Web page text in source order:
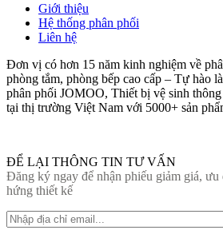
Giới thiệu
Hệ thống phân phối
Liên hệ
Đơn vị có hơn 15 năm kinh nghiệm về
phòng tắm, phòng bếp cao cấp – Tự hào
phân phối JOMOO, Thiết bị vệ sinh
tại thị trường Việt Nam với 5000+ sản
ĐỂ LẠI THÔNG TIN TƯ VẤN
Đăng ký ngay để nhận phiếu giảm giá, ưu
hứng thiết kế